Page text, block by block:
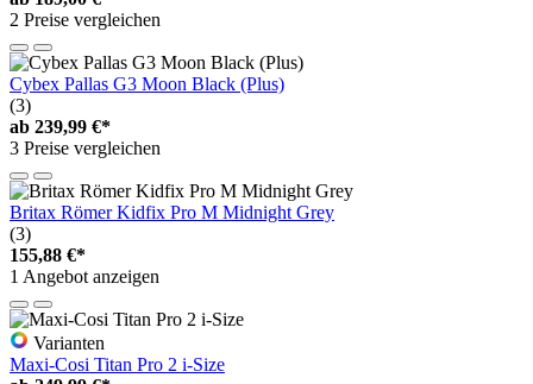
2 Preise vergleichen
Cybex Pallas G3 Moon Black (Plus)
(3)
ab 239,99 €*
3 Preise vergleichen
Britax Römer Kidfix Pro M Midnight Grey
(3)
155,88 €*
1 Angebot anzeigen
Varianten
Maxi-Cosi Titan Pro 2 i-Size